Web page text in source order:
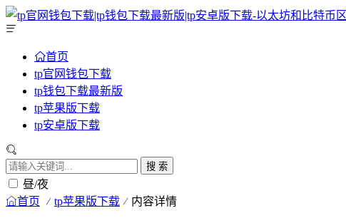
首页
tp官网钱包下载
tp钱包下载最新版
tp苹果版下载
tp安卓版下载
搜 索
昼/夜
首页 tp苹果版下载 内容详情